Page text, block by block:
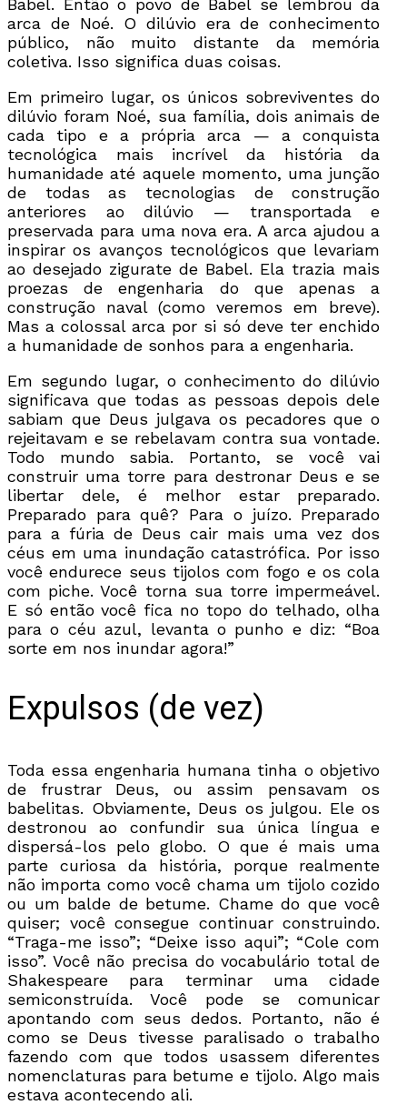
Babel. Então o povo de Babel se lembrou da
arca de Noé. O dilúvio era de conhecimento
público, não muito distante da memória
coletiva. Isso significa duas coisas.
Em primeiro lugar, os únicos sobreviventes do
dilúvio foram Noé, sua família, dois animais de
cada tipo e a própria arca — a conquista
tecnológica mais incrível da história da
humanidade até aquele momento, uma junção
de todas as tecnologias de construção
anteriores ao dilúvio — transportada e
preservada para uma nova era. A arca ajudou a
inspirar os avanços tecnológicos que levariam
ao desejado zigurate de Babel. Ela trazia mais
proezas de engenharia do que apenas a
construção naval (como veremos em breve).
Mas a colossal arca por si só deve ter enchido
a humanidade de sonhos para a engenharia.
Em segundo lugar, o conhecimento do dilúvio
significava que todas as pessoas depois dele
sabiam que Deus julgava os pecadores que o
rejeitavam e se rebelavam contra sua vontade.
Todo mundo sabia. Portanto, se você vai
construir uma torre para destronar Deus e se
libertar dele, é melhor estar preparado.
Preparado para quê? Para o juízo. Preparado
para a fúria de Deus cair mais uma vez dos
céus em uma inundação catastrófica. Por isso
você endurece seus tijolos com fogo e os cola
com piche. Você torna sua torre impermeável.
E só então você fica no topo do telhado, olha
para o céu azul, levanta o punho e diz: “Boa
sorte em nos inundar agora!”
Expulsos (de vez)
Toda essa engenharia humana tinha o objetivo
de frustrar Deus, ou assim pensavam os
babelitas. Obviamente, Deus os julgou. Ele os
destronou ao confundir sua única língua e
dispersá-los pelo globo. O que é mais uma
parte curiosa da história, porque realmente
não importa como você chama um tijolo cozido
ou um balde de betume. Chame do que você
quiser; você consegue continuar construindo.
“Traga-me isso”; “Deixe isso aqui”; “Cole com
isso”. Você não precisa do vocabulário total de
Shakespeare para terminar uma cidade
semiconstruída. Você pode se comunicar
apontando com seus dedos. Portanto, não é
como se Deus tivesse paralisado o trabalho
fazendo com que todos usassem diferentes
nomenclaturas para betume e tijolo. Algo mais
estava acontecendo ali.